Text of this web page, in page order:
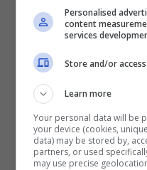
fattori importanti,
lo sviluppo futuro.
Personalised
content
services
Store and/or
Learn more
Your personal data will be
your device (cookies,
data) may be stored by,
partners, or used
may use precise